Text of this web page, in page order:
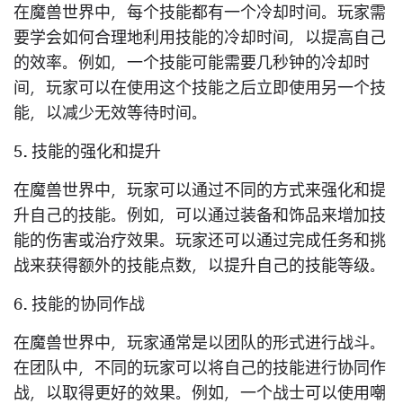
在魔兽世界中，每个技能都有一个冷却时间。玩家需
要学会如何合理地利用技能的冷却时间，以提高自己
的效率。例如，一个技能可能需要几秒钟的冷却时
间，玩家可以在使用这个技能之后立即使用另一个技
能，以减少无效等待时间。
5. 技能的强化和提升
在魔兽世界中，玩家可以通过不同的方式来强化和提
升自己的技能。例如，可以通过装备和饰品来增加技
能的伤害或治疗效果。玩家还可以通过完成任务和挑
战来获得额外的技能点数，以提升自己的技能等级。
6. 技能的协同作战
在魔兽世界中，玩家通常是以团队的形式进行战斗。
在团队中，不同的玩家可以将自己的技能进行协同作
战，以取得更好的效果。例如，一个战士可以使用嘲